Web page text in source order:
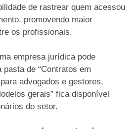
de rastrear quem acessou
promovendo maior
os profissionais.
empresa jurídica pode
de “Contratos em
advogados e gestores,
gerais” fica disponível
do setor.